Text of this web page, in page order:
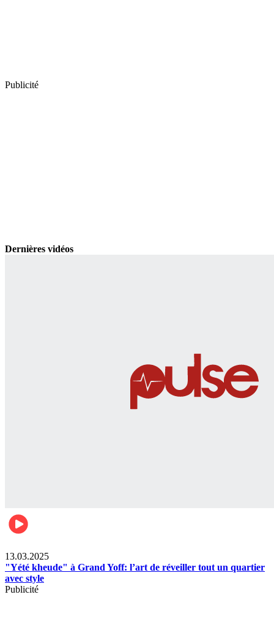
Publicité
Dernières vidéos
13.03.2025
"Yété kheude" à Grand Yoff: l’art de réveiller tout un quartier
avec style
Publicité